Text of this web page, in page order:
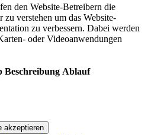
den Website-Betreibern die
zu verstehen um das Website-
zu verbessern. Dabei werden
oder Videoanwendungen
Beschreibung Ablauf
akzeptieren